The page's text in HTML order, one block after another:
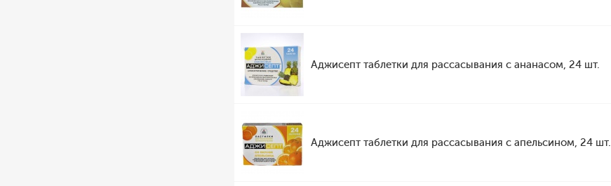
Аджисепт таблетки для рассасывания с ананасом, 24 шт.
Аджисепт таблетки для рассасывания с апельсином, 24 шт.